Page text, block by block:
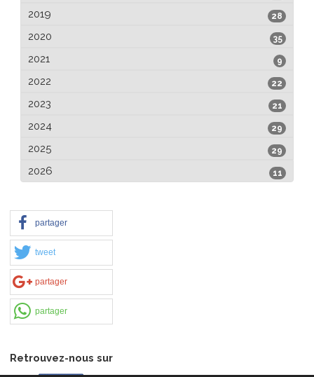
28
2019
35
2020
9
2021
22
2022
21
2023
29
2024
29
2025
11
2026
partager
tweet
partager
partager
Retrouvez-nous sur